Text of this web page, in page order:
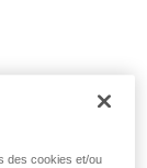
SARKEN,
des cookies et/ou